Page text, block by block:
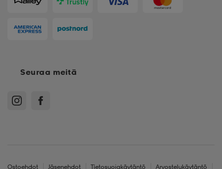
Seuraa meitä
Ostoehdot Jäsenehdot Tietosuojakäytäntö Arvostelukäytäntö